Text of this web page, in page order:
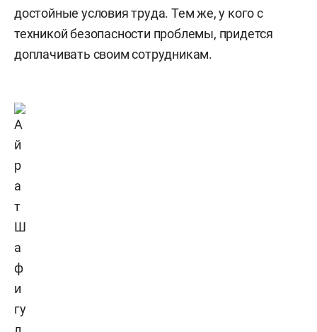
достойные условия труда. Тем же, у кого с
техникой безопасности проблемы, придется
доплачивать своим сотрудникам.